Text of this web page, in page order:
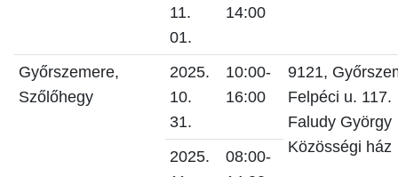
11.
01.
14:00
Győrszemere,
Szőlőhegy
2025.
10.
31.
10:00-
16:00
9121,
Felpéci u. 117.
Faludy György
Közösségi ház
2025.
08:00-